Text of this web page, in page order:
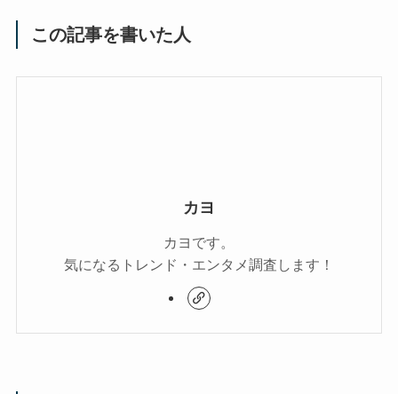
この記事を書いた人
カヨ
カヨです。
気になるトレンド・エンタメ調査します！